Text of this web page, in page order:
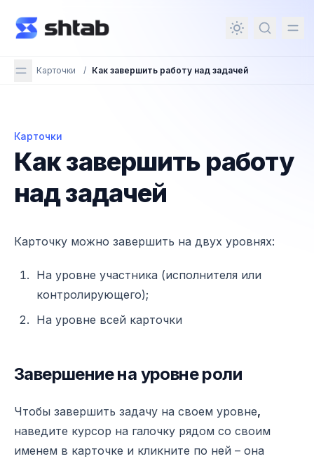
содержимому
Карточки / Как завершить работу над задачей
Как завершить работу над задачей
Карточки
Как завершить работу
над задачей
Карточку можно завершить на двух уровнях:
На уровне участника (исполнителя или
контролирующего);
На уровне всей карточки
Завершение на уровне роли
Чтобы завершить задачу на своем уровне,
наведите курсор на галочку рядом со своим
именем в карточке и кликните по ней – она